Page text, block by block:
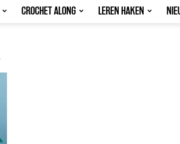
CROCHET ALONG LEREN HAKEN